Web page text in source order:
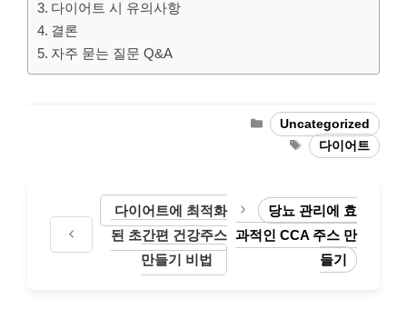
다이어트 시 유의사항
결론
자주 묻는 질문 Q&A
Categories
Uncategorized
Tags다이어트
다이어트에 최적화
된 초간편 건강주스
만들기 비법
당뇨 관리에 효
과적인 CCA 주스 만
들기